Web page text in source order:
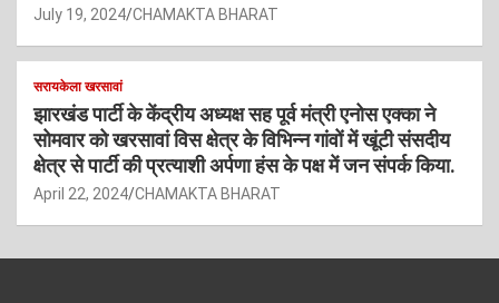
July 19, 2024 CHAMAKTA BHARAT
सरायकेला खरसावां
झारखंड पार्टी के केंद्रीय अध्यक्ष सह पूर्व मंत्री एनोस एक्का ने
सोमवार को खरसावां विस क्षेत्र के विभिन्न गांवों में खूंटी संसदीय
क्षेत्र से पार्टी की प्रत्याशी अर्पणा हंस के पक्ष में जन संपर्क किया.
April 22, 2024 CHAMAKTA BHARAT